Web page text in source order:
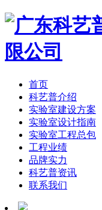
首页
科艺普介绍
实验室建设方案
实验室设计指南
实验室工程总包
工程业绩
品牌实力
科艺普资讯
联系我们